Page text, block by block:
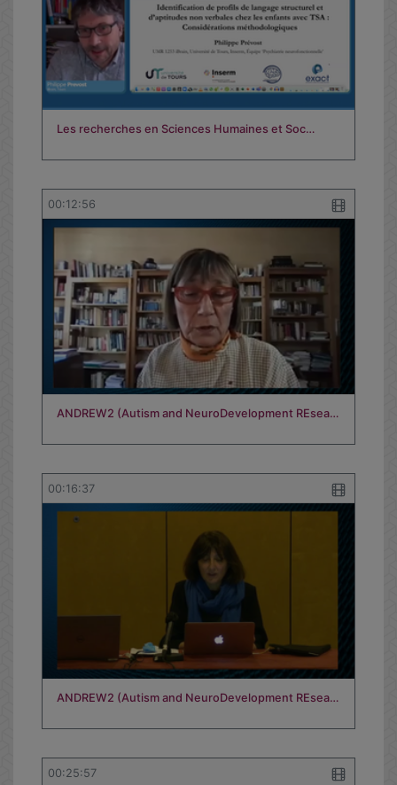
Les recherches en Sciences Humaines et Soc…
00:12:56
ANDREW2 (Autism and NeuroDevelopment REsea…
00:16:37
ANDREW2 (Autism and NeuroDevelopment REsea…
00:25:57